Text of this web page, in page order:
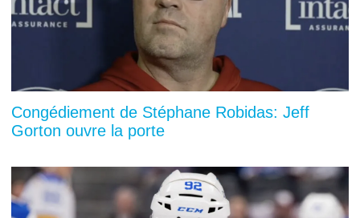
Congédiement de Stéphane Robidas: Jeff
Gorton ouvre la porte